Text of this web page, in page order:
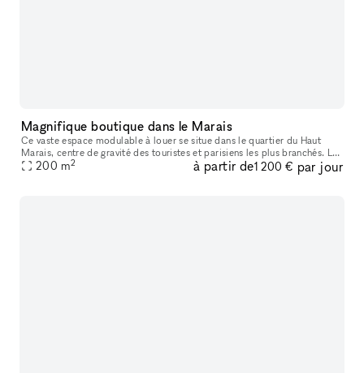
Magnifique boutique dans le Marais
Ce vaste espace modulable à louer se situe dans le quartier du Haut
Marais, centre de gravité des touristes et parisiens les plus branchés. Les
boutiques y sont pointues, les bars et restaurants, con
200 m2 à partir de1 200 € par jour